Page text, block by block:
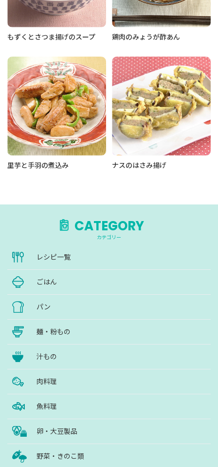
もずくとさつま揚げのスープ 鶏肉のみょうが酢あん
里芋と手羽の煮込み ナスのはさみ揚げ
CATEGORY
カテゴリー
レシピ一覧
ごはん
パン
麺・粉もの
汁もの
肉料理
魚料理
卵・大豆製品
野菜・きのこ類